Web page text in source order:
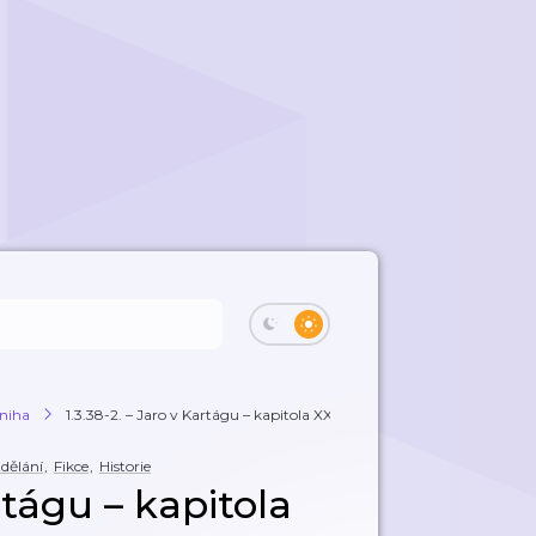
1.3.38-2. – Jaro v Kartágu – kapitola XXXV...
, Fikce, Historie
– kapitola